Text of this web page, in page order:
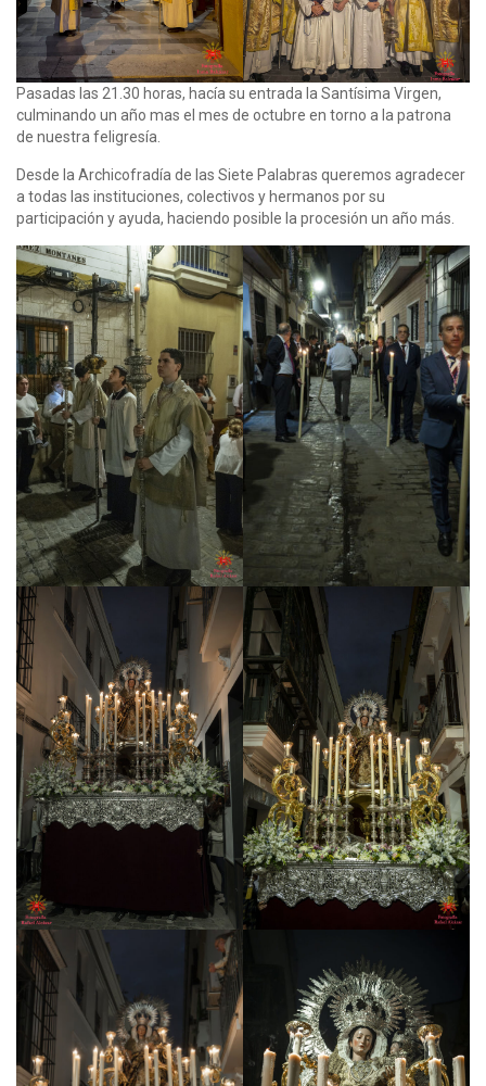
Pasadas las 21.30 horas, hacía su entrada la Santísima Virgen,
culminando un año mas el mes de octubre en torno a la patrona
de nuestra feligresía.
Desde la Archicofradía de las Siete Palabras queremos agradecer
a todas las instituciones, colectivos y hermanos por su
participación y ayuda, haciendo posible la procesión un año más.